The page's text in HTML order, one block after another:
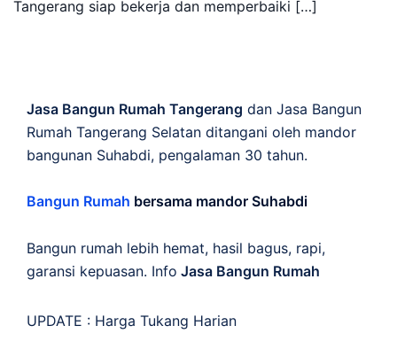
Tangerang siap bekerja dan memperbaiki […]
Jasa Bangun Rumah Tangerang dan Jasa Bangun
Rumah Tangerang Selatan ditangani oleh mandor
bangunan Suhabdi, pengalaman 30 tahun.
Bangun Rumah bersama mandor Suhabdi
Bangun rumah lebih hemat, hasil bagus, rapi,
garansi kepuasan. Info Jasa Bangun Rumah
UPDATE : Harga Tukang Harian